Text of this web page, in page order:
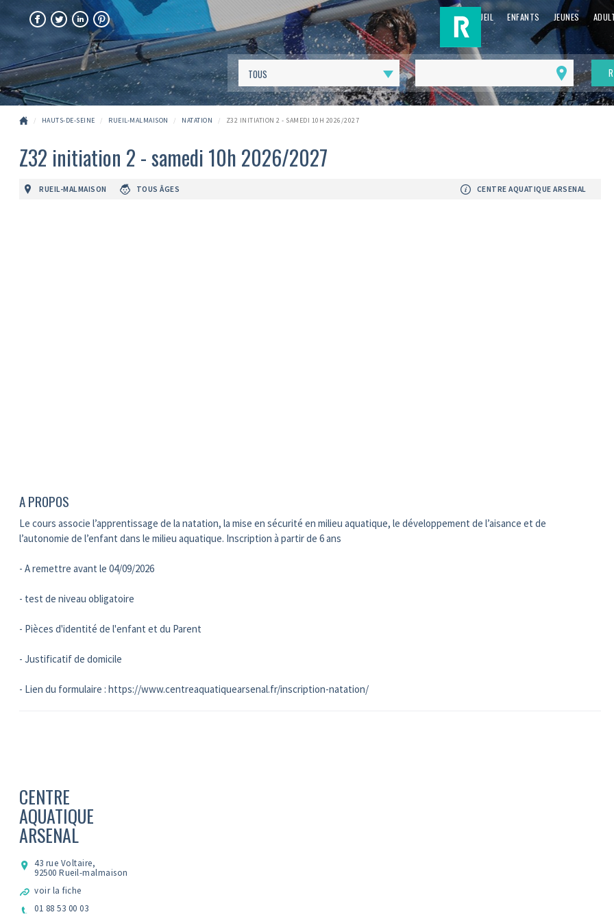
FACEBOOKTWITTERLINKEDINPINTEREST ACCUEIL ENFANTS JEUNES
Me
géolocaliser
HAUTS-DE-SEINE RUEIL-MALMAISON NATATION Z32 INITIATION 2 - SAMEDI 10H 2026/2027
Z32 initiation 2 - samedi 10h 2026/2027
RUEIL-MALMAISON TOUS ÂGES CENTRE AQUATIQUE ARSENAL
A PROPOS
Le cours associe l’apprentissage de la natation, la mise en sécurité en milieu aquatique, le développement de l’aisance et de
l’autonomie de l’enfant dans le milieu aquatique. Inscription à partir de 6 ans
- A remettre avant le 04/09/2026
- test de niveau obligatoire
- Pièces d'identité de l'enfant et du Parent
- Justificatif de domicile
- Lien du formulaire : https://www.centreaquatiquearsenal.fr/inscription-natation/
CENTRE
AQUATIQUE
ARSENAL
43 rue Voltaire,
92500 Rueil-malmaison
voir la fiche
01 88 53 00 03